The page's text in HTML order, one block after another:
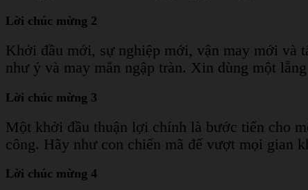
Lời chúc mừng 2
Khởi đầu mới, sự nghiệp mới, vận may mới và
như ý và may mắn ngập tràn. Xin dùng một
Lời chúc mừng 3
Một khởi đầu thuận lợi chính là bước tiến cho
công. Hãy như con chiến mã để vượt mọi gian
Lời chúc mừng 4